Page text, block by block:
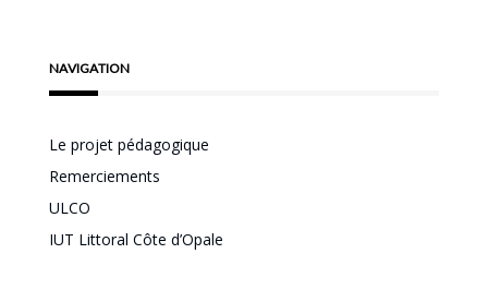
NAVIGATION
Le projet pédagogique
Remerciements
ULCO
IUT Littoral Côte d’Opale